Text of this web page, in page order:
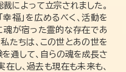
によって立宗されました。
福」を広めるべく、活動を
魂が宿った霊的な存在であ
たちは、この世とあの世を
通して、自らの魂を成長さ
し、過去も現在も未来も、